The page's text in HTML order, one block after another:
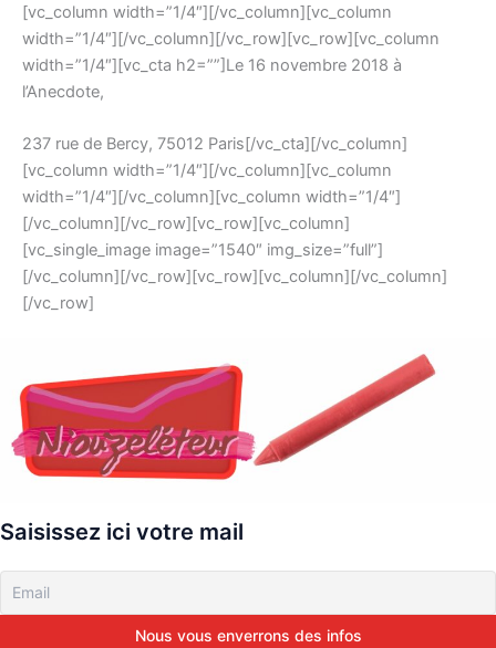
[vc_column width=”1/4″][/vc_column][vc_column
width=”1/4″][/vc_column][/vc_row][vc_row][vc_column
width=”1/4″][vc_cta h2=””]Le 16 novembre 2018 à
l’Anecdote,
237 rue de Bercy, 75012 Paris[/vc_cta][/vc_column]
[vc_column width=”1/4″][/vc_column][vc_column
width=”1/4″][/vc_column][vc_column width=”1/4″]
[/vc_column][/vc_row][vc_row][vc_column]
[vc_single_image image=”1540″ img_size=”full”]
[/vc_column][/vc_row][vc_row][vc_column][/vc_column]
[/vc_row]
Saisissez ici votre mail